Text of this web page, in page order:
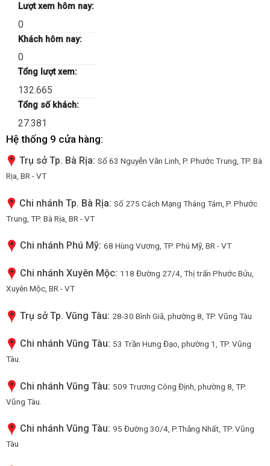
Lượt xem hôm nay:
0
Khách hôm nay:
0
Tổng lượt xem:
132.665
Tổng số khách:
27.381
Hệ thống 9 cửa hàng:
Trụ sở Tp. Bà Rịa: Số 63 Nguyễn Văn Linh, P. Phước Trung, TP. Bà
Rịa, BR - VT
Chi nhánh Tp. Bà Rịa: Số 275 Cách Mạng Tháng Tám, P. Phước
Trung, TP. Bà Rịa, BR - VT
Chi nhánh Phú Mỹ: 68 Hùng Vương, TP. Phú Mỹ, BR - VT
Chi nhánh Xuyên Mộc: 118 Đường 27/4, Thị trấn Phước Bửu,
Xuyên Mộc, BR - VT
Trụ sở Tp. Vũng Tàu: 28-30 Bình Giã, phường 8, TP. Vũng Tàu
Chi nhánh Vũng Tàu: 53 Trần Hưng Đạo, phường 1, TP. Vũng
Tàu.
Chi nhánh Vũng Tàu: 509 Trương Công Định, phường 8, TP.
Vũng Tàu.
Chi nhánh Vũng Tàu: 95 Đường 30/4, P.Thắng Nhất, TP. Vũng
Tàu